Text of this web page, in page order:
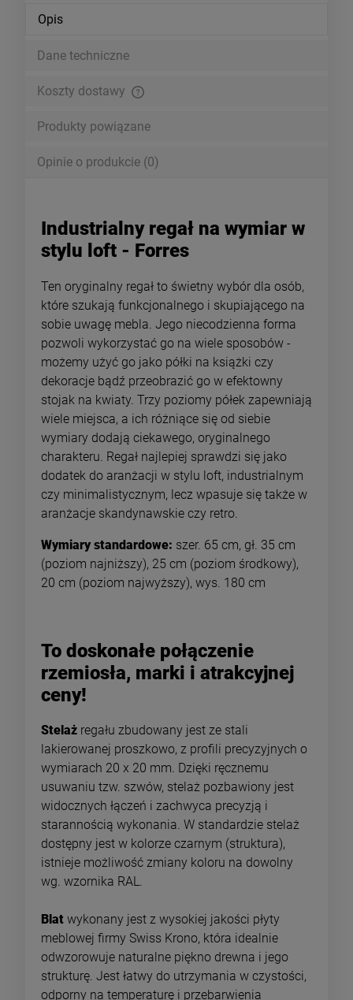
Opis
Dane techniczne
Koszty dostawy
Produkty powiązane
Opinie o produkcie (0)
Industrialny regał na wymiar w
stylu loft - Forres
Ten oryginalny regał to świetny wybór dla osób,
które szukają funkcjonalnego i skupiającego na
sobie uwagę mebla. Jego niecodzienna forma
pozwoli wykorzystać go na wiele sposobów -
możemy użyć go jako półki na książki czy
dekoracje bądź przeobrazić go w efektowny
stojak na kwiaty. Trzy poziomy półek zapewniają
wiele miejsca, a ich różniące się od siebie
wymiary dodają ciekawego, oryginalnego
charakteru. Regał najlepiej sprawdzi się jako
dodatek do aranżacji w stylu loft, industrialnym
czy minimalistycznym, lecz wpasuje się także w
aranżacje skandynawskie czy retro.
Wymiary standardowe: szer. 65 cm, gł. 35 cm
(poziom najniższy), 25 cm (poziom środkowy),
20 cm (poziom najwyższy), wys. 180 cm
To doskonałe połączenie
rzemiosła, marki i atrakcyjnej
ceny!
Stelaż regału zbudowany jest ze stali
lakierowanej proszkowo, z profili precyzyjnych o
wymiarach 20 x 20 mm. Dzięki ręcznemu
usuwaniu tzw. szwów, stelaż pozbawiony jest
widocznych łączeń i zachwyca precyzją i
starannością wykonania. W standardzie stelaż
dostępny jest w kolorze czarnym (struktura),
istnieje możliwość zmiany koloru na dowolny
wg. wzornika RAL.
Blat wykonany jest z wysokiej jakości płyty
meblowej firmy Swiss Krono, która idealnie
odwzorowuje naturalne piękno drewna i jego
strukturę. Jest łatwy do utrzymania w czystości,
odporny na temperaturę i przebarwienia